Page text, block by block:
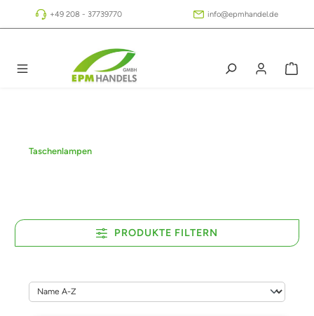
Zum Hauptinhalt springen
+49 208 - 37739770 info@epmhandel.de
Taschenlampen
PRODUKTE FILTERN